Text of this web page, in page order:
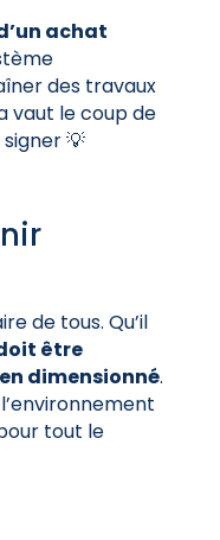
achat
des travaux
vaut le coup de
💡
de tous. Qu’il
être
dimensionné.
tout le